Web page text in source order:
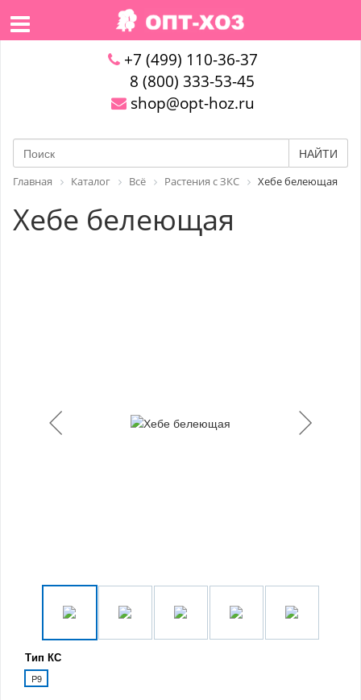
+7 (499) 110-36-37
8 (800) 333-53-45
shop@opt-hoz.ru
НАЙТИ
Главная Каталог Всё Растения с ЗКС Хебе белеющая
Хебе белеющая
Тип КС
P9